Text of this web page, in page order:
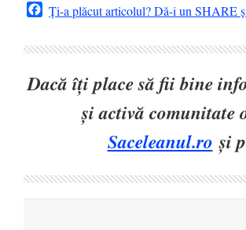
Facebook
Ți-a plăcut articolul? Dă-i un SHARE
Dacă îți place să fii bine
și activă comunitate
Saceleanul.ro și